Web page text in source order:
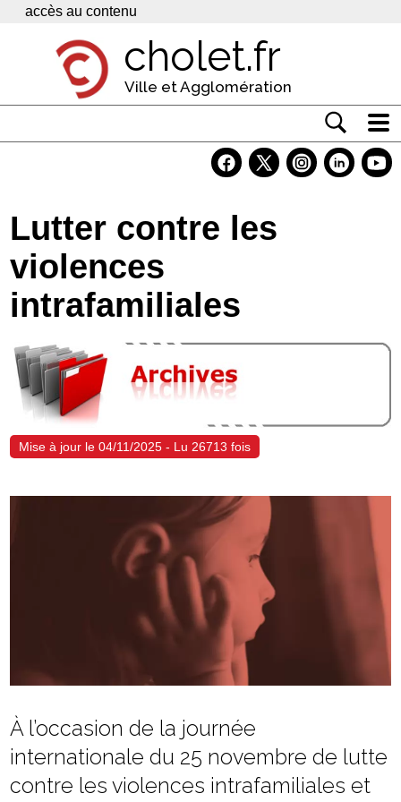
Panneau de gestion des cookies
accès au contenu
cholet.fr
Ville et Agglomération
Economie
Services
Contacts
Lutter contre les
violences
intrafamiliales
Mise à jour le 04/11/2025 - Lu 26713 fois
À l’occasion de la journée
internationale du 25 novembre de lutte
contre les violences intrafamiliales et